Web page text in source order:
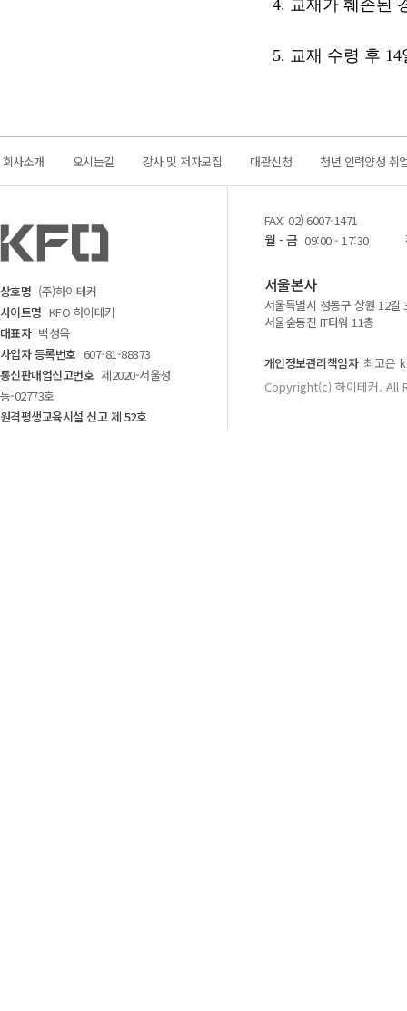
4. 교재가 훼손된
5. 교재 수령 후
회사소개 오시는길 강사 및 저자모집 대관신청 청년 인력양성 취
상호명 (주)하이테커
사이트명 KFO 하이테커
대표자 백성욱
사업자 등록번호 607-81-88373
통신판매업신고번호 제2020-서울성
동-02773호
원격평생교육시설 신고 제 52호
FAX: 02) 6007-1471
월 - 금 09:00 - 17:30
서울본사
서울특별시 성동구 상원 12길
서울숲동진 IT타워 11층
개인정보관리책임자 최고은
Copyright(c) 하이테커.